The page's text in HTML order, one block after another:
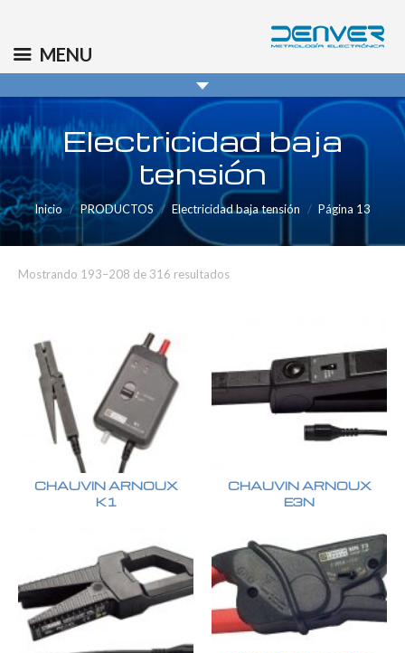
info@denver.es
Electricidad baja
tensión
Inicio PRODUCTOS Electricidad baja tensión Página 13
Mostrando 193–208 de 316 resultados
CHAUVIN ARNOUX
K1
CHAUVIN ARNOUX
E3N
MENU